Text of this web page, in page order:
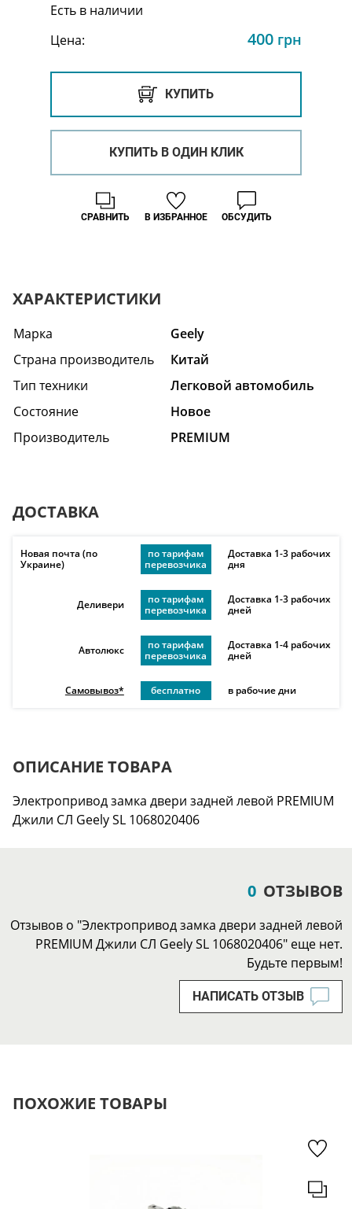
Есть в наличии
Цена:
400 грн
КУПИТЬ
КУПИТЬ В ОДИН КЛИК
В ИЗБРАННОЕ
СРАВНИТЬ ОБСУДИТЬ
ХАРАКТЕРИСТИКИ
Марка
Geely
Страна производитель
Китай
Тип техники
Легковой автомобиль
Состояние
Hовое
Производитель
PREMIUM
ДОСТАВКА
Новая почта (по
Украине)
по тарифам
перевозчика
Доставка 1-3 рабочих
дня
Деливери
по тарифам
перевозчика
Доставка 1-3 рабочих
дней
Автолюкс
по тарифам
перевозчика
Доставка 1-4 рабочих
дней
Самовывоз* бесплатно в рабочие дни
ОПИСАНИЕ ТОВАРА
Электропривод замка двери задней левой PREMIUM
Джили СЛ Geely SL 1068020406
0 ОТЗЫВОВ
Отзывов о "Электропривод замка двери задней левой
PREMIUM Джили СЛ Geely SL 1068020406" еще нет.
Будьте первым!
НАПИСАТЬ ОТЗЫВ
ПОХОЖИЕ ТОВАРЫ